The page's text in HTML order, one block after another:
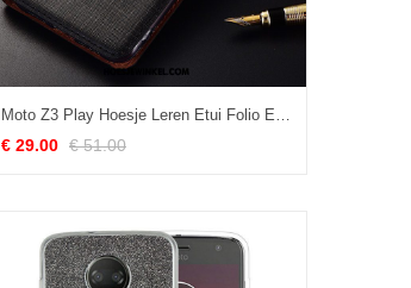
Moto Z3 Play Hoesje Leren Etui Folio Echt Leer, Moto Z3 Play Hoesje Hoes Zwart
€ 29.00 € 51.00